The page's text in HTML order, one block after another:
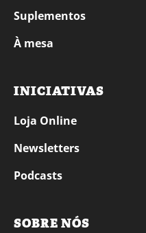
Suplementos
À mesa
INICIATIVAS
Loja Online
Newsletters
Podcasts
SOBRE NÓS